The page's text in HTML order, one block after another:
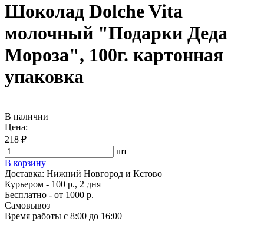
Шоколад Dolche Vita
молочный "Подарки Деда
Мороза", 100г. картонная
упаковка
В наличии
Цена:
218 ₽
шт
В корзину
Доставка: Нижний Новгород и Кстово
Курьером - 100 р., 2 дня
Бесплатно - от 1000 р.
Самовывоз
Время работы с 8:00 до 16:00